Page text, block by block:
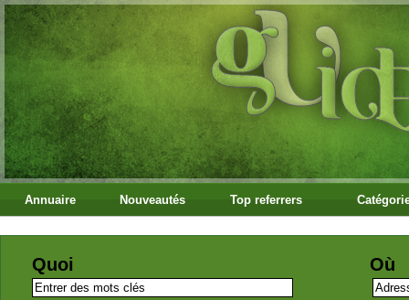
Annuaire Nouveautés Top referrers
Quoi Où